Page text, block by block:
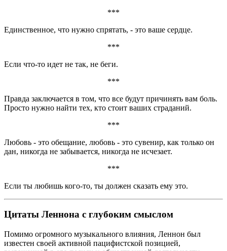
***
Единственное, что нужно спрятать, - это ваше сердце.
***
Если что-то идет не так, не беги.
***
Правда заключается в том, что все будут причинять вам боль.
Просто нужно найти тех, кто стоит ваших страданий.
***
Любовь - это обещание, любовь - это сувенир, как только он
дан, никогда не забывается, никогда не исчезает.
***
Если ты любишь кого-то, ты должен сказать ему это.
Цитаты Леннона с глубоким смыслом
Помимо огромного музыкального влияния, Леннон был
известен своей активной пацифистской позицией,